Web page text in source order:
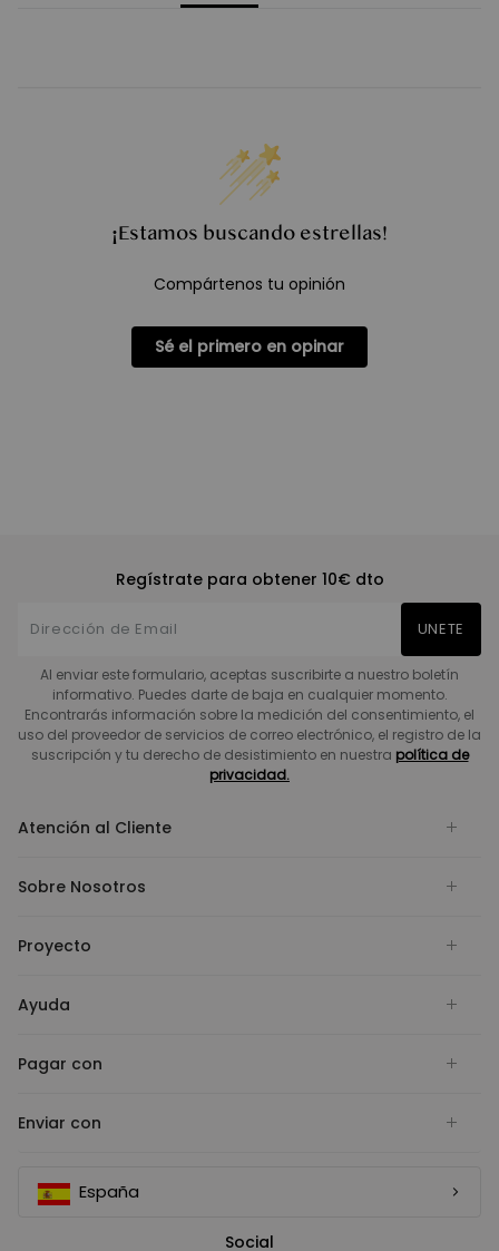
¡Estamos buscando estrellas!
Compártenos tu opinión
Sé el primero en opinar
Regístrate para obtener 10€ dto
UNETE
Al enviar este formulario, aceptas suscribirte a nuestro boletín
informativo. Puedes darte de baja en cualquier momento.
Encontrarás información sobre la medición del consentimiento, el
uso del proveedor de servicios de correo electrónico, el registro de la
suscripción y tu derecho de desistimiento en nuestra política de
privacidad.
Atención al Cliente
Sobre Nosotros
Proyecto
Ayuda
Pagar con
Enviar con
España
Social